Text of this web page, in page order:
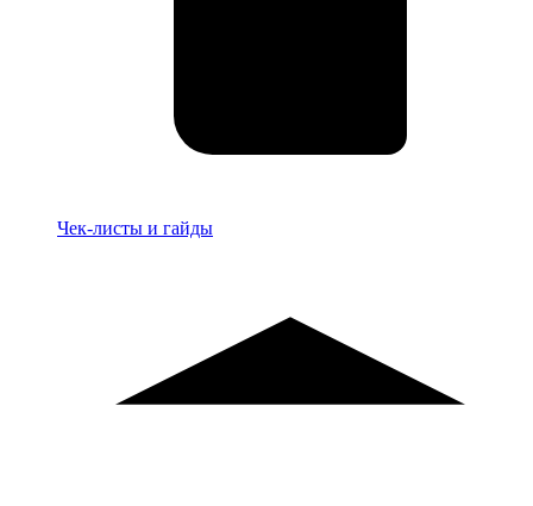
Материалы
Чек-листы и гайды